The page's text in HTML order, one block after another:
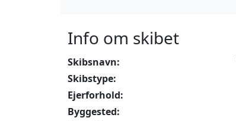
Info om skibet
Skibsnavn:
Skibstype:
Ejerforhold:
Byggested: